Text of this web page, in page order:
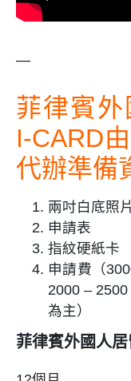
—
菲律賓
I-CARD
代辦準備
兩吋白底照
申請表
指紋硬紙卡
申請費（
2000 –
為主）
菲律賓外國人